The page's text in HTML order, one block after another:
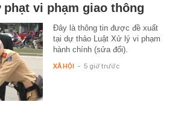
phạt vi phạm giao thông
Đây là thông tin được đề xuất
tại dự thảo Luật Xử lý vi phạm
hành chính (sửa đổi).
XÃ HỘI - 5 giờ trước